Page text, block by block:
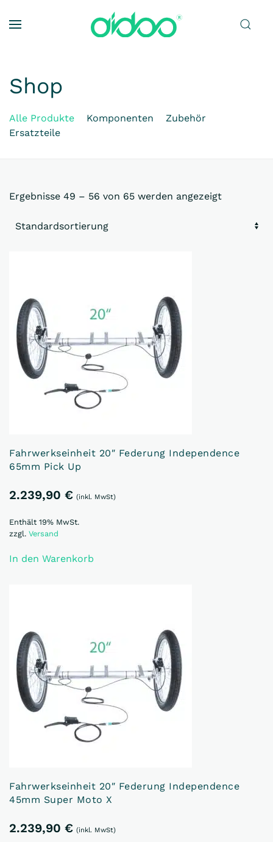
Zum Hauptinhalt springen
Shop
Alle Produkte Komponenten
Zubehör
Ersatzteile
Ergebnisse 49 – 56 von 65 werden angezeigt
Fahrwerkseinheit 20″ Federung Independence
65mm Pick Up
2.239,90 € (inkl. MwSt)
Enthält 19% MwSt.
zzgl. Versand
In den Warenkorb
Fahrwerkseinheit 20″ Federung Independence
45mm Super Moto X
2.239,90 € (inkl. MwSt)